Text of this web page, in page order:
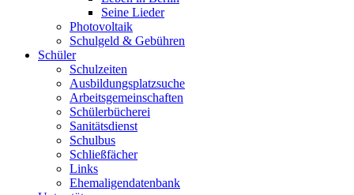
Seine Lieder
Photovoltaik
Schulgeld & Gebühren
Schüler
Schulzeiten
Ausbildungsplatzsuche
Arbeitsgemeinschaften
Schülerbücherei
Sanitätsdienst
Schulbus
Schließfächer
Links
Ehemaligendatenbank